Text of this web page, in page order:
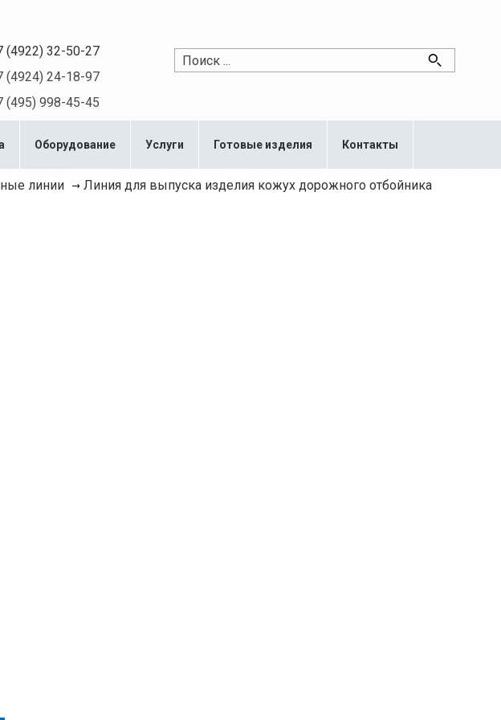
(4922) 32-50-27
(4924) 24-18-97
(495) 998-45-45
Оборудование Услуги Готовые изделия Контакты
линии Линия для выпуска изделия кожух дорожного отбойника